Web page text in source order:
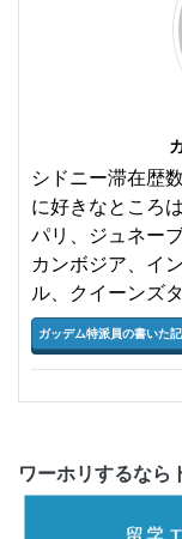
シドニー滞在歴
に好きなところ
パリ、ジュネー
カンボジア、イ
ル、クイーンズ
ガッデム特派員の書いた
ワーホリするなら